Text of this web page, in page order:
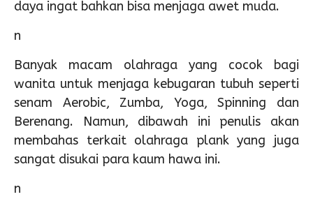
daya ingat bahkan bisa menjaga awet muda.
n
Banyak macam olahraga yang cocok bagi
wanita untuk menjaga kebugaran tubuh seperti
senam Aerobic, Zumba, Yoga, Spinning dan
Berenang. Namun, dibawah ini penulis akan
membahas terkait olahraga plank yang juga
sangat disukai para kaum hawa ini.
n